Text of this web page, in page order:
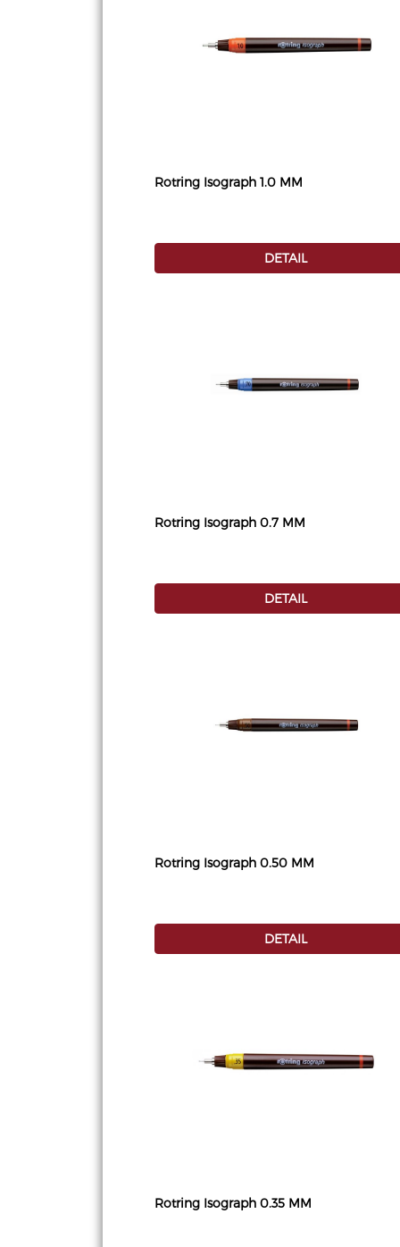
Rotring Isograph 1.0 MM
DETAIL
Rotring Isograph 0.7 MM
DETAIL
Rotring Isograph 0.50 MM
DETAIL
Rotring Isograph 0.35 MM